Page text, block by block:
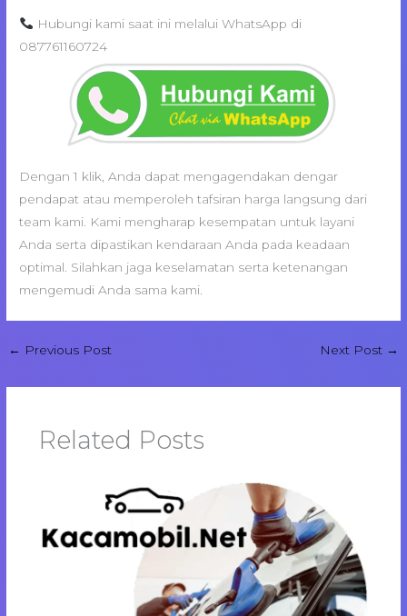
Hubungi kami saat ini melalui WhatsApp di
087761160724
Dengan 1 klik, Anda dapat mengagendakan dengar
pendapat atau memperoleh tafsiran harga langsung dari
team kami. Kami mengharap kesempatan untuk layani
Anda serta dipastikan kendaraan Anda pada keadaan
optimal. Silahkan jaga keselamatan serta ketenangan
mengemudi Anda sama kami.
← Previous Post Next Post →
Related Posts